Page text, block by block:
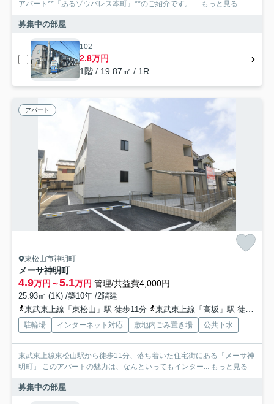
アパート**『あるゾウパレス本町』**のご紹介です。 ... もっと見る
募集中の部屋
102
2.8万円
1階 / 19.87㎡ / 1R
アパート
東松山市神明町
メーサ神明町
4.9万円～5.1万円 管理/共益費4,000円
25.93㎡ (1K) /築10年 /2階建
東武東上線「東松山」駅 徒歩11分
東武東上線「高坂」駅 徒歩42分
駐輪場 インターネット対応 敷地内ごみ置き場 公共下水
東武東上線東松山駅から徒歩11分、落ち着いた住宅街にある「メーサ神
明町」 このアパートの魅力は、なんといってもインター...
もっと見る
募集中の部屋